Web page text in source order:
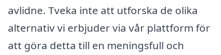
avlidne. Tveka inte att utforska de olika
alternativ vi erbjuder via vår plattform för
att göra detta till en meningsfull och